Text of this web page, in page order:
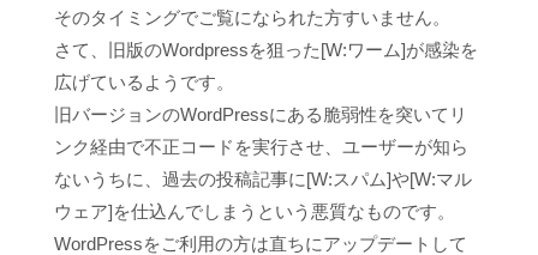
そのタイミングでご覧になられた方すいません。
さて、旧版のWordpressを狙った[W:ワーム]が感染を
広げているようです。
旧バージョンのWordPressにある脆弱性を突いてリ
ンク経由で不正コードを実行させ、ユーザーが知ら
ないうちに、過去の投稿記事に[W:スパム]や[W:マル
ウェア]を仕込んでしまうという悪質なものです。
WordPressをご利用の方は直ちにアップデートして